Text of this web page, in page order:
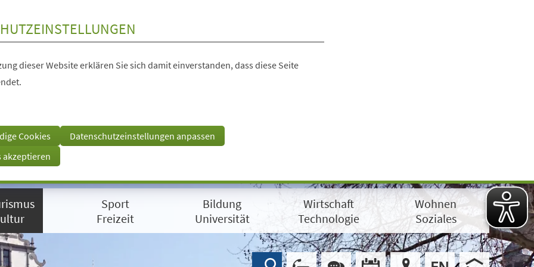
dieser Website erklären Sie sich damit einverstanden, dass diese Seite
Cookies
Datenschutzeinstellungen anpassen
akzeptieren
Sport
Freizeit
Bildung
Universität
Wirtschaft
Technologie
Wohnen
Soziales